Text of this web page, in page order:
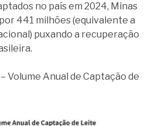
no país em 2024, Minas
441 milhões (equivalente a
puxando a recuperação
Volume Anual de Captação de